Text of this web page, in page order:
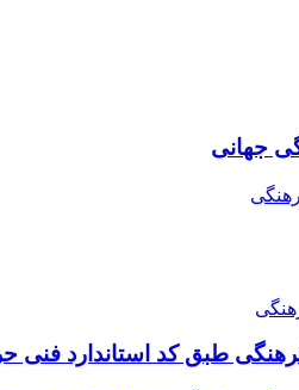
جهانی
طبق کد استاندارد فنی